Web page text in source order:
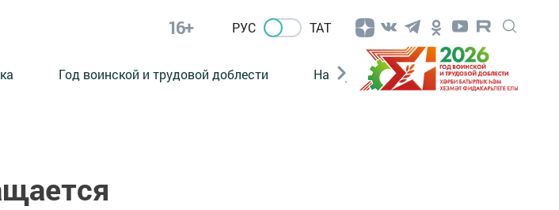
16+ РУС ТАТ
Год воинской и трудовой доблести Нацпроекты Поколение будущего